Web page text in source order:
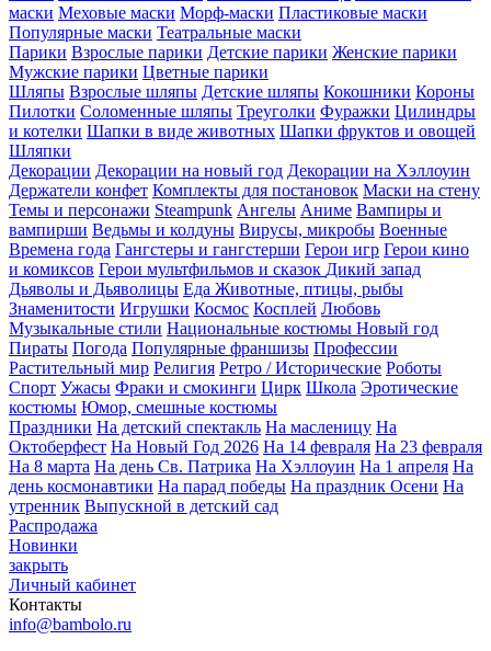
маски Меховые маски Морф-маски Пластиковые маски
Популярные маски Театральные маски
Парики Взрослые парики Детские парики Женские парики
Мужские парики Цветные парики
Шляпы Взрослые шляпы Детские шляпы Кокошники Короны
Пилотки Соломенные шляпы Треуголки Фуражки Цилиндры
и котелки Шапки в виде животных Шапки фруктов и овощей
Шляпки
Декорации Декорации на новый год Декорации на Хэллоуин
Держатели конфет Комплекты для постановок Маски на стену
Темы и персонажи Steampunk Ангелы Аниме Вампиры и
вампирши Ведьмы и колдуны Вирусы, микробы Военные
Времена года Гангстеры и гангстерши Герои игр Герои кино
и комиксов Герои мультфильмов и сказок Дикий запад
Дьяволы и Дьяволицы Еда Животные, птицы, рыбы
Знаменитости Игрушки Космос Косплей Любовь
Музыкальные стили Национальные костюмы Новый год
Пираты Погода Популярные франшизы Профессии
Растительный мир Религия Ретро / Исторические Роботы
Спорт Ужасы Фраки и смокинги Цирк Школа Эротические
костюмы Юмор, смешные костюмы
Праздники На детский спектакль На масленицу На
Октоберфест На Новый Год 2026 На 14 февраля На 23 февраля
На 8 марта На день Св. Патрика На Хэллоуин На 1 апреля На
день космонавтики На парад победы На праздник Осени На
утренник Выпускной в детский сад
Распродажа
Новинки
закрыть
Личный кабинет
Контакты
info@bambolo.ru